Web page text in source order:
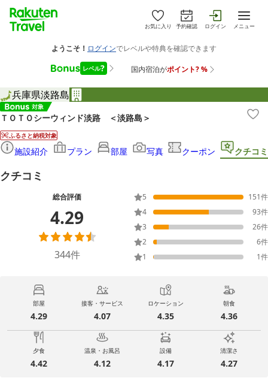
お気に入り 予約確認 ログイン メニュー
兵庫県淡路島
ＴＯＴＯシーウィンド淡路 ＜淡路島＞
ふるさと納税対象
施設紹介 プラン 部屋 写真 クーポン クチコミ
クチコミ
総合評価
4.29
344件
5 151件
4
93件
3
26件
2
6件
1
1件
部屋
4.29
接客・サービス
4.07
ロケーション
4.35
朝食
4.36
夕食
4.42
温泉・お風呂
4.12
設備
4.17
清潔さ
4.27